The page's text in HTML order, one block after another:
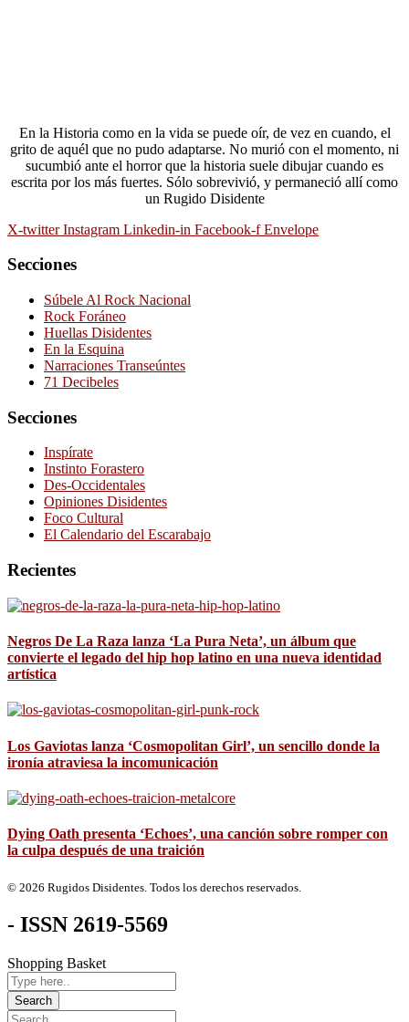
En la Historia como en la vida se puede oír, de vez en cuando, el
grito de aquél que no pudo adaptarse. No murió con el momento, ni
sucumbió ante el horror que la historia suele dibujar cuando es
escrita por los más fuertes. Sólo sobrevivió, y permaneció allí como
un Rugido Disidente
X-twitter Instagram Linkedin-in Facebook-f Envelope
Secciones
Súbele Al Rock Nacional
Rock Foráneo
Huellas Disidentes
En la Esquina
Narraciones Transeúntes
71 Decibeles
Secciones
Inspírate
Instinto Forastero
Des-Occidentales
Opiniones Disidentes
Foco Cultural
El Calendario del Escarabajo
Recientes
Negros De La Raza lanza ‘La Pura Neta’, un álbum que
convierte el legado del hip hop latino en una nueva identidad
artística
Los Gaviotas lanza ‘Cosmopolitan Girl’, un sencillo donde la
ironía atraviesa la incomunicación
Dying Oath presenta ‘Echoes’, una canción sobre romper con
la culpa después de una traición
© 2026 Rugidos Disidentes. Todos los derechos reservados.
- ISSN 2619-5569
Shopping Basket